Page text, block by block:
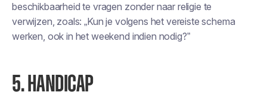
beschikbaarheid te vragen zonder naar religie te
verwijzen, zoals: „Kun je volgens het vereiste schema
werken, ook in het weekend indien nodig?”
5. HANDICAP